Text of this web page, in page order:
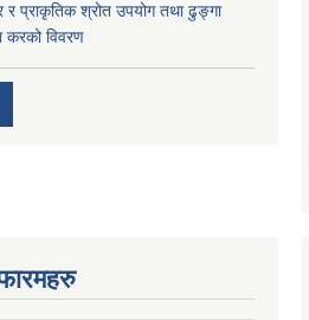
र प्राकृतिक श्रोत उपयोग तथा ढुङ्गा
करको विवरण